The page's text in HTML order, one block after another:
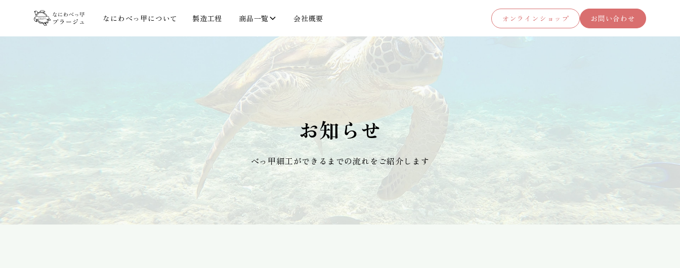
なにわべっ甲について 製造工程 商品一覧 会社概要 オンラインショップ お問い合わせ
お知らせ
べっ甲細工ができるまでの流れをご紹介します